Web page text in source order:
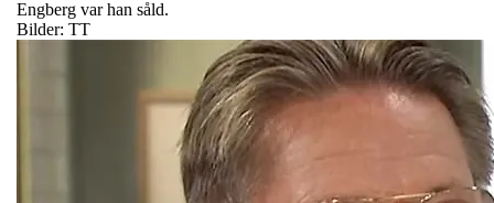
Engberg var han såld.
Bilder: TT